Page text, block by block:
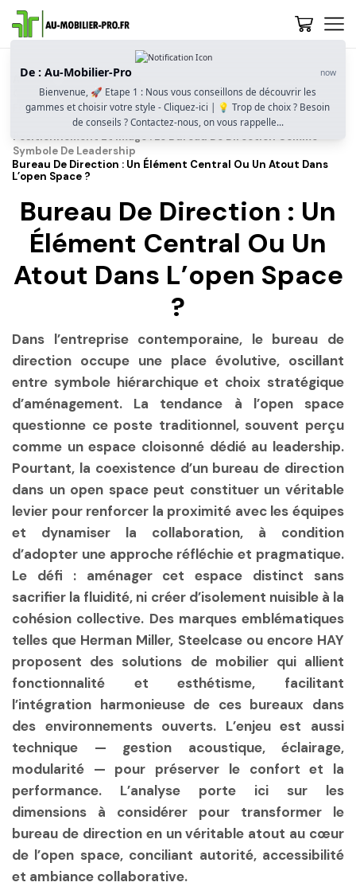
Accueil
Guide D’achat
Comment Bien Choisir Un Bureau De Direction ? Design,
Fonctionnalités Et Image Professionnelle
Positionnement Et Image : Le Bureau De Direction Comme
Symbole De Leadership
Bureau De Direction : Un Élément Central Ou Un Atout Dans
L’open Space ?
Bureau De Direction : Un
Élément Central Ou Un
Atout Dans L’open Space
?
Dans l’entreprise contemporaine, le bureau de
direction occupe une place évolutive, oscillant
entre symbole hiérarchique et choix stratégique
d’aménagement. La tendance à l’open space
questionne ce poste traditionnel, souvent perçu
comme un espace cloisonné dédié au leadership.
Pourtant, la coexistence d’un bureau de direction
dans un open space peut constituer un véritable
levier pour renforcer la proximité avec les équipes
et dynamiser la collaboration, à condition
d’adopter une approche réfléchie et pragmatique.
Le défi : aménager cet espace distinct sans
sacrifier la fluidité, ni créer d’isolement nuisible à la
cohésion collective. Des marques emblématiques
telles que Herman Miller, Steelcase ou encore HAY
proposent des solutions de mobilier qui allient
fonctionnalité et esthétisme, facilitant
l’intégration harmonieuse de ces bureaux dans
des environnements ouverts. L’enjeu est aussi
technique — gestion acoustique, éclairage,
modularité — pour préserver le confort et la
performance. L’analyse porte ici sur les
dimensions à considérer pour transformer le
bureau de direction en un véritable atout au cœur
de l’open space, conciliant autorité, accessibilité
et ambiance collaborative.
De : Au-Mobilier-Pro now
Bienvenue, 🚀 Etape 1 : Nous vous conseillons de découvrir les
gammes et choisir votre style - Cliquez-ici | 💡 Trop de choix ? Besoin
de conseils ? Contactez-nous, on vous rappelle...